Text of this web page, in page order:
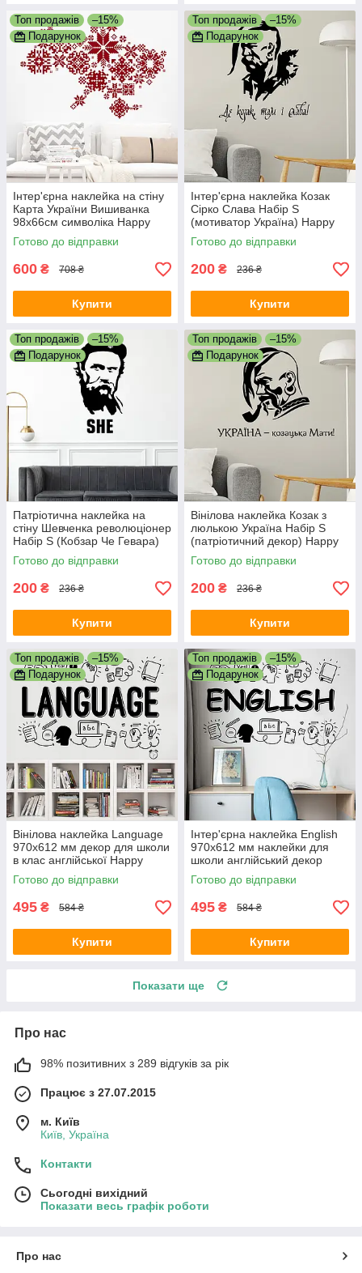
Топ продажів
–15%
Подарунок
Інтер'єрна наклейка на стіну
Карта України Вишиванка
98х66см символіка Happy
Pocket Червоний матовий
Готово до відправки
600 ₴ 708 ₴
Купити
Топ продажів
–15%
Подарунок
Інтер'єрна наклейка Козак
Сірко Слава Набір S
(мотиватор Україна) Happy
Pocket Чорний матовий
Готово до відправки
200 ₴ 236 ₴
Купити
Топ продажів
–15%
Подарунок
Патріотична наклейка на
стіну Шевченка революціонер
Набір S (Кобзар Че Гевара)
Happy Pocket Чорний
матовий
Готово до відправки
200 ₴ 236 ₴
Купити
Топ продажів
–15%
Подарунок
Вінілова наклейка Козак з
люлькою Україна Набір S
(патріотичний декор) Happy
Pocket Чорний матовий
Готово до відправки
200 ₴ 236 ₴
Купити
Топ продажів
–15%
Подарунок
Вінілова наклейка Language
970х612 мм декор для школи
в клас англійської Happy
Pocket Чорний матовий
Готово до відправки
495 ₴ 584 ₴
Купити
Топ продажів
–15%
Подарунок
Інтер'єрна наклейка English
970х612 мм наклейки для
школи англійський декор
Happy Pocket Чорний
матовий
Готово до відправки
495 ₴ 584 ₴
Купити
Показати ще
Про нас
98% позитивних з 289 відгуків за рік
Працює з 27.07.2015
м. Київ
Київ, Україна
Контакти
Сьогодні вихідний
Показати весь графік роботи
Про нас